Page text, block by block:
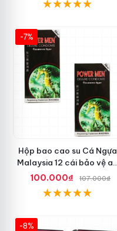
-7%
Hộp bao cao su Cá Ngựa
Malaysia 12 cái bảo vệ an
toàn tuyệt đối
100.000₫ 107.000₫
-8%